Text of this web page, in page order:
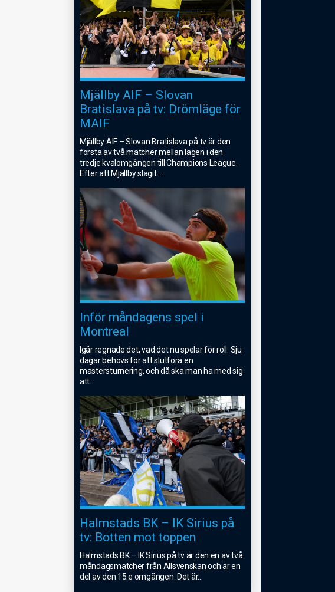
Mjällby AIF – Slovan
Bratislava på tv: Drömläge för
MAIF
Mjällby AIF – Slovan Bratislava på tv är den
första av två matcher mellan lagen i den
tredje kvalomgången till Champions League.
Efter att Mjällby slagit...
Inför måndagens spel i
Montreal
Igår regnade det, vad det nu spelar för roll. Sju
dagar behövs för att slutföra en
mastersturnering, och då ska man ha med sig
att...
Halmstads BK – IK Sirius på
tv: Botten mot toppen
Halmstads BK – IK Sirius på tv är den en av två
måndagsmatcher från Allsvenskan och är en
del av den 15:e omgången. Det är...